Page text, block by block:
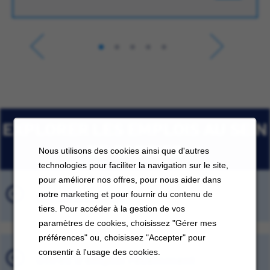
Nous utilisons des cookies ainsi que d'autres
technologies pour faciliter la navigation sur le site,
pour améliorer nos offres, pour nous aider dans
notre marketing et pour fournir du contenu de
tiers. Pour accéder à la gestion de vos
paramètres de cookies, choisissez "Gérer mes
préférences" ou, choisissez "Accepter" pour
consentir à l'usage des cookies.
EXPLORER LES EMPLOIS AU SEIN
DE CARRIER
Offres d'emploi
Offres d'emploi récemment